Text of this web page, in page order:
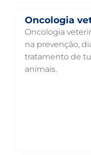
HOSPITAL PARA ANIMAIS
HEMATOLOGIA
GASTROENTEROLOGIA
FARMÁCIA
Oncologia
Oncologia
na prevenção,
tratamento de
animais.